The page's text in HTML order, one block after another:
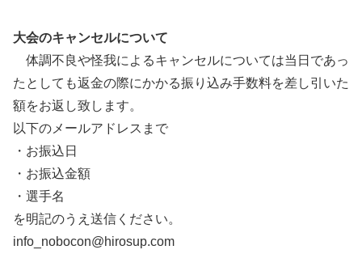
大会のキャンセルについて
体調不良や怪我によるキャンセルについては当日であっ
たとしても返金の際にかかる振り込み手数料を差し引いた
額をお返し致します。
以下のメールアドレスまで
・お振込日
・お振込金額
・選手名
を明記のうえ送信ください。
info_nobocon@hirosup.com